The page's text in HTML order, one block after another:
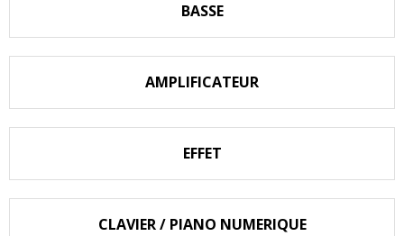
BASSE
AMPLIFICATEUR
EFFET
CLAVIER / PIANO NUMERIQUE